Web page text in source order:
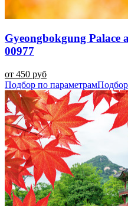
Gyeongbokgung Palace
00977
от 450 руб
Подбор по параметрам